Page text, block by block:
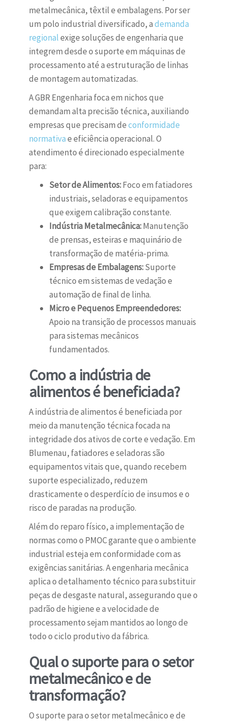
metalmecânica, têxtil e embalagens. Por ser
um polo industrial diversificado, ademanda
regionalexige soluções de engenharia que
integrem desde o suporte em máquinas de
processamento até a estruturação de linhas
de montagem automatizadas.
A GBR Engenharia foca em nichos que
demandam alta precisão técnica, auxiliando
empresas que precisam deconformidade
normativae eficiência operacional. O
atendimento é direcionado especialmente
para:
Setor de Alimentos:Foco em fatiadores
industriais, seladoras e equipamentos
que exigem calibração constante.
Indústria Metalmecânica:Manutenção
de prensas, esteiras e maquinário de
transformação de matéria-prima.
Empresas de Embalagens:Suporte
técnico em sistemas de vedação e
automação de final de linha.
Micro e Pequenos Empreendedores:
Apoio na transição de processos manuais
para sistemas mecânicos
fundamentados.
Como a indústria de
alimentos é beneficiada?
A indústria de alimentos é beneficiada por
meio da manutenção técnica focada na
integridade dos ativos de corte e vedação. Em
Blumenau, fatiadores e seladoras são
equipamentos vitais que, quando recebem
suporte especializado, reduzem
drasticamente o desperdício de insumos e o
risco de paradas na produção.
Além do reparo físico, a implementação de
normas como o PMOC garante que o ambiente
industrial esteja em conformidade com as
exigências sanitárias. A engenharia mecânica
aplica o detalhamento técnico para substituir
peças de desgaste natural, assegurando que o
padrão de higiene e a velocidade de
processamento sejam mantidos ao longo de
todo o ciclo produtivo da fábrica.
Qual o suporte para o setor
metalmecânico e de
transformação?
O suporte para o setor metalmecânico e de